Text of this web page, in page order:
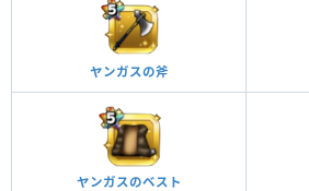
ヤンガスの斧
ヤンガスのベスト